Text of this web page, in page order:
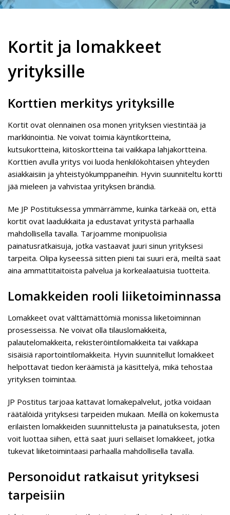
Kortit ja lomakkeet
yrityksille
Korttien merkitys yrityksille
Kortit ovat olennainen osa monen yrityksen viestintää ja
markkinointia. Ne voivat toimia käyntikortteina,
kutsukortteina, kiitoskortteina tai vaikkapa lahjakortteina.
Korttien avulla yritys voi luoda henkilökohtaisen yhteyden
asiakkaisiin ja yhteistyökumppaneihin. Hyvin suunniteltu kortti
jää mieleen ja vahvistaa yrityksen brändiä.
Me JP Postituksessa ymmärrämme, kuinka tärkeää on, että
kortit ovat laadukkaita ja edustavat yritystä parhaalla
mahdollisella tavalla. Tarjoamme monipuolisia
painatusratkaisuja, jotka vastaavat juuri sinun yrityksesi
tarpeita. Olipa kyseessä sitten pieni tai suuri erä, meiltä saat
aina ammattitaitoista palvelua ja korkealaatuisia tuotteita.
Lomakkeiden rooli liiketoiminnassa
Lomakkeet ovat välttämättömiä monissa liiketoiminnan
prosesseissa. Ne voivat olla tilauslomakkeita,
palautelomakkeita, rekisteröintilomakkeita tai vaikkapa
sisäisiä raportointilomakkeita. Hyvin suunnitellut lomakkeet
helpottavat tiedon keräämistä ja käsittelyä, mikä tehostaa
yrityksen toimintaa.
JP Postitus tarjoaa kattavat lomakepalvelut, jotka voidaan
räätälöidä yrityksesi tarpeiden mukaan. Meillä on kokemusta
erilaisten lomakkeiden suunnittelusta ja painatuksesta, joten
voit luottaa siihen, että saat juuri sellaiset lomakkeet, jotka
tukevat liiketoimintaasi parhaalla mahdollisella tavalla.
Personoidut ratkaisut yrityksesi
tarpeisiin